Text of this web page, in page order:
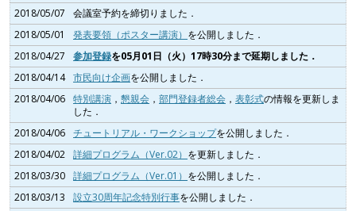
2018/05/07
会議室予約を締切りました．
2018/05/01
発表要領（ポスター講演） を公開しました．
2018/04/27
参加登録を05月01日（火）17時30分まで延期しました．
2018/04/14 市民向け企画を公開しました．
2018/04/06 特別講演 ， 懇親会 ， 部門登録者総会 ， 表彰式の情報を更新しま
した．
2018/04/06 チュートリアル・ワークショップを公開しました．
2018/04/02 詳細プログラム（Ver.02） を更新しました．
2018/03/30 詳細プログラム（Ver.01） を公開しました．
2018/03/13
設立30周年記念特別行事を公開しました．